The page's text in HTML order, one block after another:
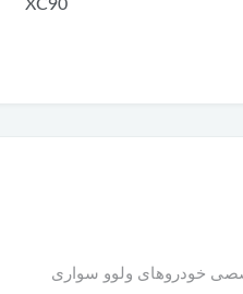
XC90
خودروهای ولوو سواری